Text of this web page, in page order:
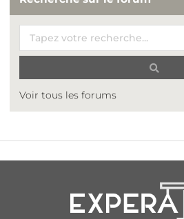
Voir tous les forums